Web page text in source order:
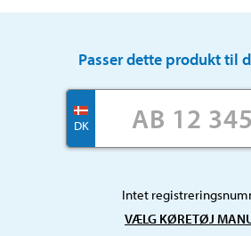
Passer dette produkt til
DK
Intet
VÆLG KØRETØJ